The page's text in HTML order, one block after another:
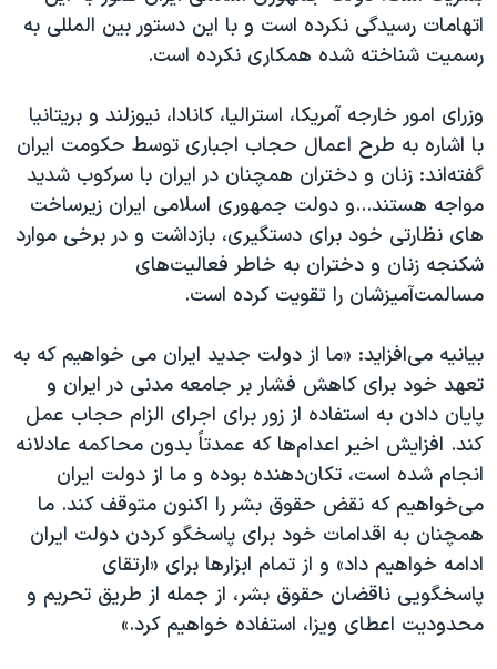
اتهامات رسیدگی نکرده است و با این دستور بین المللی به
رسمیت شناخته شده همکاری نکرده است.
وزرای امور خارجه آمریکا، استرالیا، کانادا، نیوزلند و بریتانیا
با اشاره به طرح اعمال حجاب اجباری توسط حکومت ایران
گفته‌اند: زنان و دختران همچنان در ایران با سرکوب شدید
مواجه هستند...و دولت جمهوری اسلامی ایران زیرساخت
های نظارتی خود برای دستگیری، بازداشت و در برخی موارد
شکنجه زنان و دختران به خاطر فعالیت‌های
مسالمت‌آمیزشان را تقویت کرده است.
بیانیه می‌افزاید: «ما از دولت جدید ایران می خواهیم که به
تعهد خود برای کاهش فشار بر جامعه مدنی در ایران و
پایان دادن به استفاده از زور برای اجرای الزام حجاب عمل
کند. افزایش اخیر اعدام‌ها که عمدتاً بدون محاکمه عادلانه
انجام شده است، تکان‌دهنده بوده و ما از دولت ایران
می‌خواهیم که نقض حقوق بشر را اکنون متوقف کند. ما
همچنان به اقدامات خود برای پاسخگو کردن دولت ایران
ادامه خواهیم داد» و از تمام ابزارها برای «ارتقای
پاسخگویی ناقضان حقوق بشر، از جمله از طریق تحریم و
محدودیت اعطای ویزا، استفاده خواهیم کرد.»